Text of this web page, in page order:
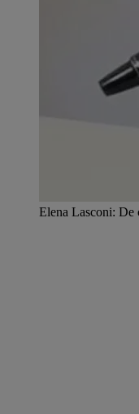
Elena Lasconi: De